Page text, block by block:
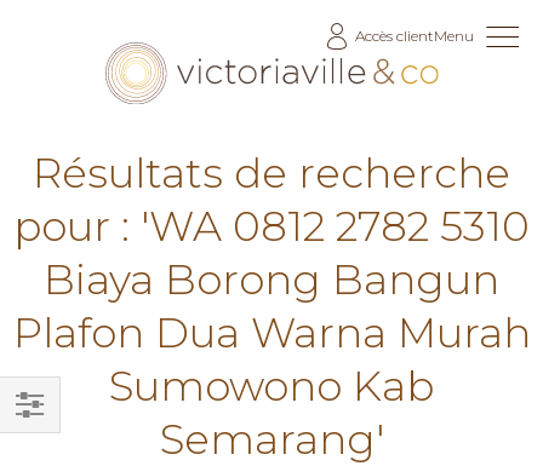
Accès clientMenu
Résultats de recherche
pour : 'WA 0812 2782 5310
Biaya Borong Bangun
Plafon Dua Warna Murah
Sumowono Kab
Semarang'
Filtrer